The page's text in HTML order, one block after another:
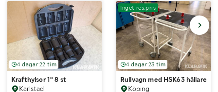
4 dagar 22 tim
Krafthylsor 1" 8 st
Karlstad
Inget res.pris
4 dagar 23 tim
Rullvagn med HSK63 hållare
Köping